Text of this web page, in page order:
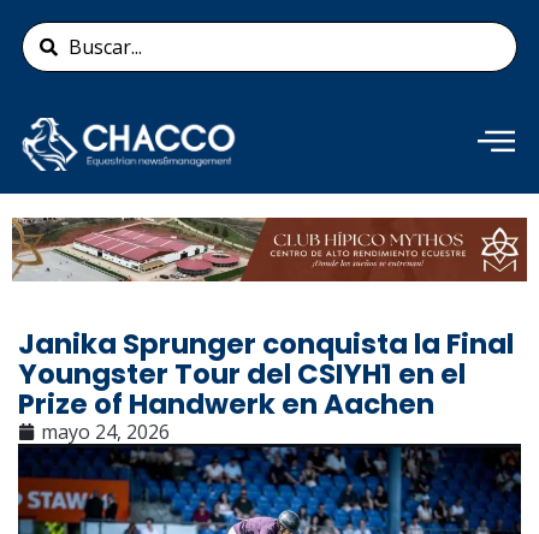
contenido
Search
...
Añade aquí tu texto de
cabecera
Janika Sprunger conquista la Final
Youngster Tour del CSIYH1 en el
Prize of Handwerk en Aachen
mayo 24, 2026